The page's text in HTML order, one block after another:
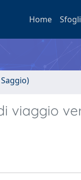
Home
viaggio